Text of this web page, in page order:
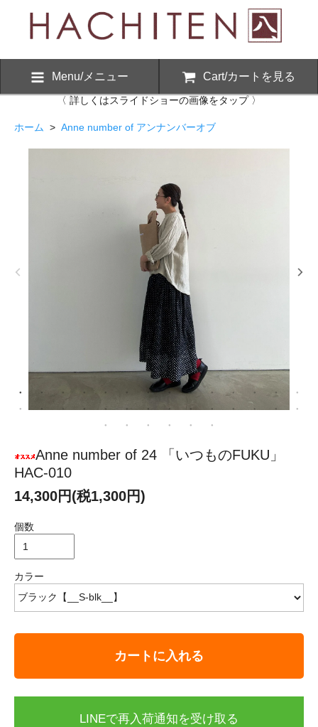
Menu/メニュー Cart/カートを見る
〈 詳しくはスライドショーの画像をタップ 〉
ホーム > Anne number of アンナンバーオブ
Anne number of 24 「いつものFUKU」
HAC-010
14,300円(税1,300円)
個数
カラー
カートに入れる
LINEで再入荷通知を受け取る